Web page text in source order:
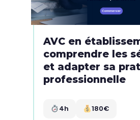
AVC en
comprendre les
et adapter sa
professionnelle
4h 180€